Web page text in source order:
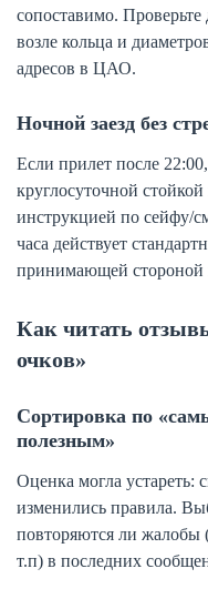
сопоставимо.
возле кольца и
адресов в ЦАО.
Ночной заезд без
Если прилет после
круглосуточной
инструкцией по сейфу/
часа действует
принимающей стороной
Как читать
очков»
Сортировка по
полезным»
Оценка могла устареть:
изменились правила.
повторяются ли жалобы
т.п) в последних